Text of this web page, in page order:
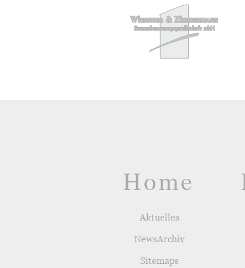
Home
Aktuelles
NewsArchiv
Sitemaps